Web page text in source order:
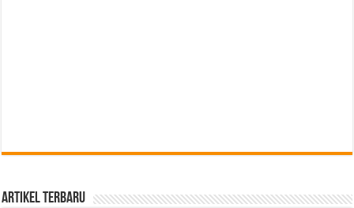
Artikel Terbaru